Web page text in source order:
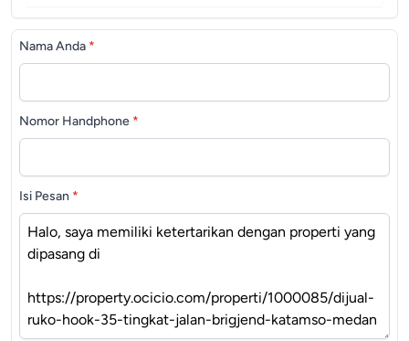
Nama Anda *
Nomor Handphone *
Isi Pesan *